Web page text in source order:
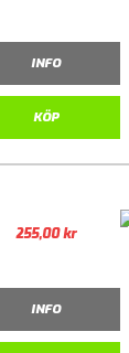
INFO
KÖP
255,00kr
INFO